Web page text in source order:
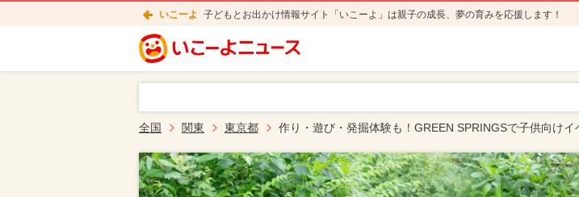
いこーよ 子どもとお出かけ情報サイト「いこーよ」は親子の成長、夢の育みを応援します！
全国 関東 東京都 作り・遊び・発掘体験も！GREEN SPRINGSで子供向け